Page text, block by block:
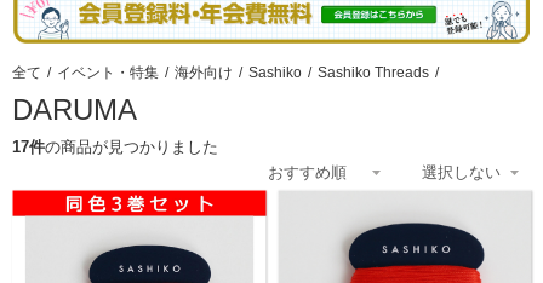
全て / イベント・特集 / 海外向け / Sashiko / Sashiko Threads /
DARUMA
17件の商品が見つかりました